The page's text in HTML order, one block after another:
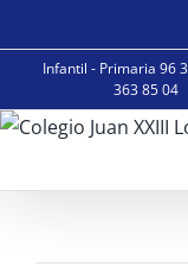
al
contenido
Infantil - Primaria 96
363 85 04